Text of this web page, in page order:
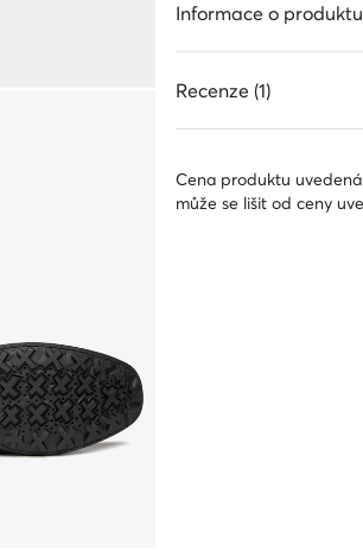
Informace o produktu
Recenze (1)
Cena produktu
může se lišit od ceny